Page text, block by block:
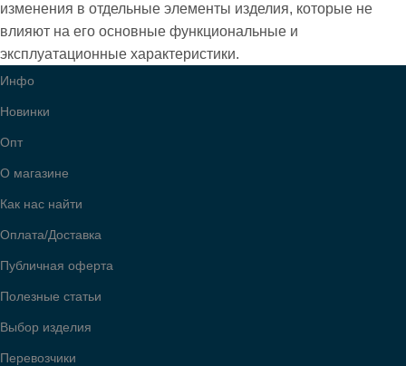
изменения в отдельные элементы изделия, которые не
влияют на его основные функциональные и
эксплуатационные характеристики.
Инфо
Новинки
Опт
О магазине
Как нас найти
Оплата/Доставка
Публичная оферта
Полезные статьи
Выбор изделия
Перевозчики